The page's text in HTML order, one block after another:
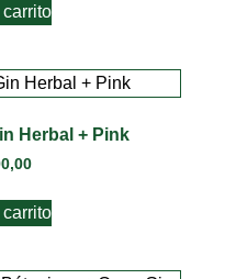
Herbal + Pink